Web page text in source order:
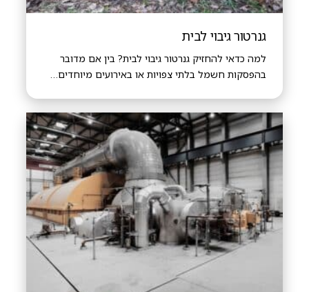
גנרטור גיבוי לבית
למה כדאי להחזיק גנרטור גיבוי לבית? בין אם מדובר
בהפסקות חשמל בלתי צפויות או באירועים מיוחדים…